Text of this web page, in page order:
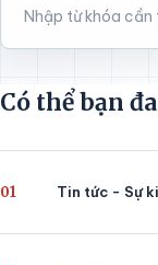
Có thể bạn
01 Tin tức - Sự